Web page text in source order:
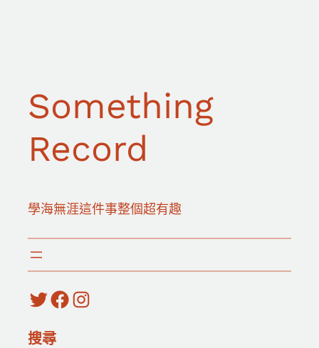
Something
Record
學海無涯這件事整個超有趣
Twitter Facebook Instagram
搜尋